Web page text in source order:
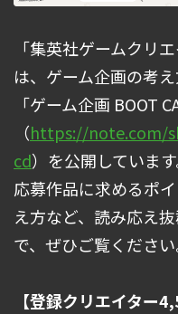
「集英社ゲームクリ
は、ゲーム企画の考
「ゲーム企画 BOOT
（https://note.com/
cd）を公開しています
応募作品に求めるポ
え方など、読み応え
で、ぜひご覧ください
【登録クリエイター